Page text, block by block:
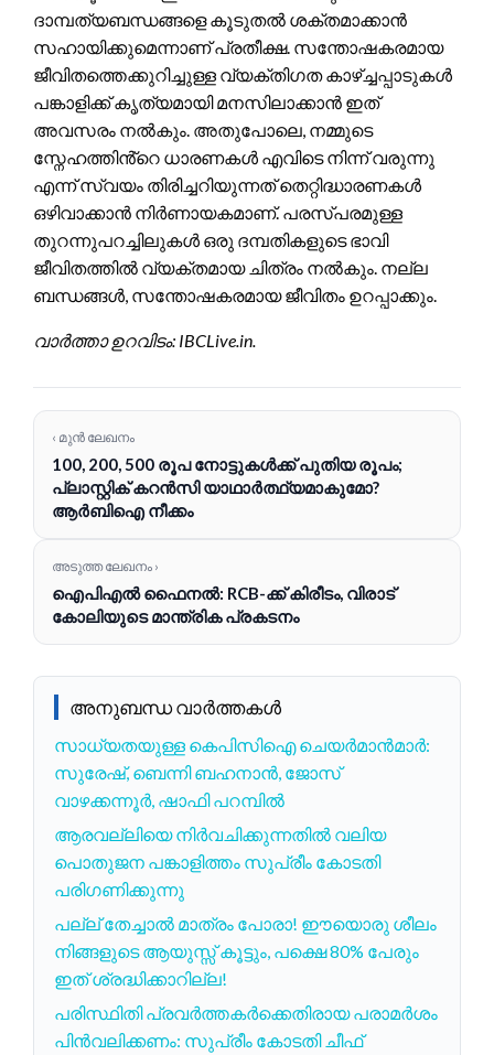
ദാമ്പത്യബന്ധങ്ങളെ കൂടുതൽ ശക്തമാക്കാൻ
സഹായിക്കുമെന്നാണ് പ്രതീക്ഷ. സന്തോഷകരമായ
ജീവിതത്തെക്കുറിച്ചുള്ള വ്യക്തിഗത കാഴ്ച്ചപ്പാടുകൾ
പങ്കാളിക്ക് കൃത്യമായി മനസിലാക്കാൻ ഇത്
അവസരം നൽകും. അതുപോലെ, നമ്മുടെ
സ്നേഹത്തിൻ്റെ ധാരണകൾ എവിടെ നിന്ന് വരുന്നു
എന്ന് സ്വയം തിരിച്ചറിയുന്നത് തെറ്റിദ്ധാരണകൾ
ഒഴിവാക്കാൻ നിർണായകമാണ്. പരസ്പരമുള്ള
തുറന്നുപറച്ചിലുകൾ ഒരു ദമ്പതികളുടെ ഭാവി
ജീവിതത്തിൽ വ്യക്തമായ ചിത്രം നൽകും. നല്ല
ബന്ധങ്ങൾ, സന്തോഷകരമായ ജീവിതം ഉറപ്പാക്കും.
വാർത്താ ഉറവിടം: IBCLive.in.
‹ മുൻ ലേഖനം
100, 200, 500 രൂപ നോട്ടുകൾക്ക് പുതിയ രൂപം;
പ്ലാസ്റ്റിക് കറൻസി യാഥാർത്ഥ്യമാകുമോ?
ആർബിഐ നീക്കം
അടുത്ത ലേഖനം ›
ഐപിഎൽ ഫൈനൽ: RCB-ക്ക് കിരീടം, വിരാട്
കോലിയുടെ മാന്ത്രിക പ്രകടനം
അനുബന്ധ വാർത്തകൾ
സാധ്യതയുള്ള കെപിസിഐ ചെയർമാൻമാർ:
സുരേഷ്, ബെന്നി ബഹനാൻ, ജോസ്
വാഴക്കന്നൂർ, ഷാഫി പറമ്പിൽ
ആരവല്ലിയെ നിർവചിക്കുന്നതിൽ വലിയ
പൊതുജന പങ്കാളിത്തം സുപ്രീം കോടതി
പരിഗണിക്കുന്നു
പല്ല് തേച്ചാൽ മാത്രം പോരാ! ഈയൊരു ശീലം
നിങ്ങളുടെ ആയുസ്സ് കൂട്ടും, പക്ഷെ 80% പേരും
ഇത് ശ്രദ്ധിക്കാറില്ല!
പരിസ്ഥിതി പ്രവർത്തകർക്കെതിരായ പരാമർശം
പിൻവലിക്കണം: സുപ്രീം കോടതി ചീഫ്